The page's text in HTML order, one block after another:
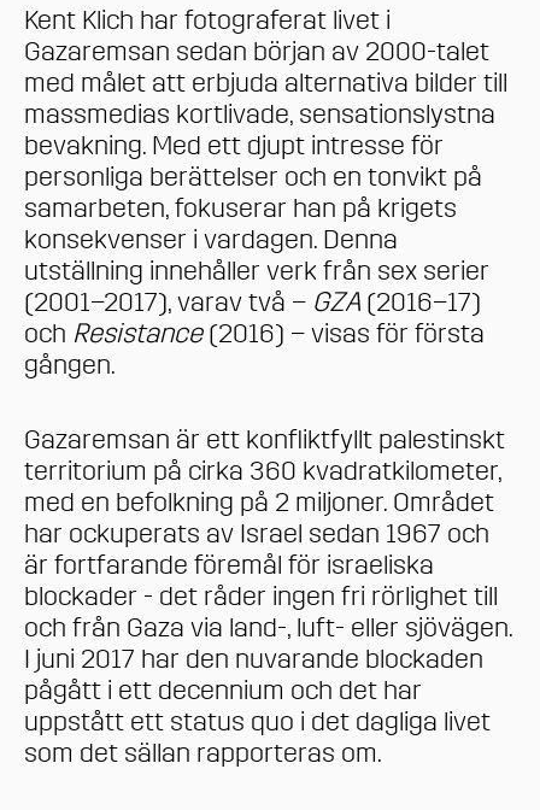
Kent Klich har fotograferat livet i
Gazaremsan sedan början av 2000-talet
med målet att erbjuda alternativa bilder till
massmedias kortlivade, sensationslystna
bevakning. Med ett djupt intresse för
personliga berättelser och en tonvikt på
samarbeten, fokuserar han på krigets
konsekvenser i vardagen. Denna
utställning innehåller verk från sex serier
(2001–2017), varav två – GZA (2016–17)
och Resistance(2016) – visas för första
gången.
Gazaremsan är ett konfliktfyllt palestinskt
territorium på cirka 360 kvadratkilometer,
med en befolkning på 2 miljoner. Området
har ockuperats av Israel sedan 1967 och
är fortfarande föremål för israeliska
blockader - det råder ingen fri rörlighet till
och från Gaza via land-, luft- eller sjövägen.
I juni 2017 har den nuvarande blockaden
pågått i ett decennium och det har
uppstått ett status quo i det dagliga livet
som det sällan rapporteras om.